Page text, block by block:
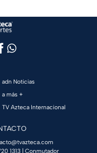
adn Noticias
a más +
TV Azteca Internacional
1313 | Conmutador